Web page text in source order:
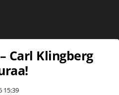
Carl Klingberg
15:39